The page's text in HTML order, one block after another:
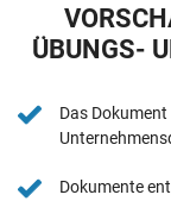
ÜBUNGS-
Das Dokument
Dokumente